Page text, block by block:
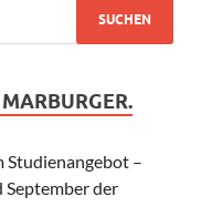
Studienangebot –
der